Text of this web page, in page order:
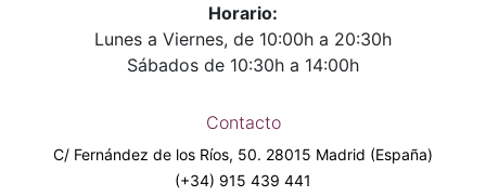
Horario:
Lunes a Viernes, de 10:00h a 20:30h
Sábados de 10:30h a 14:00h
Contacto
C/ Fernández de los Ríos, 50. 28015 Madrid (España)
(+34) 915 439 441